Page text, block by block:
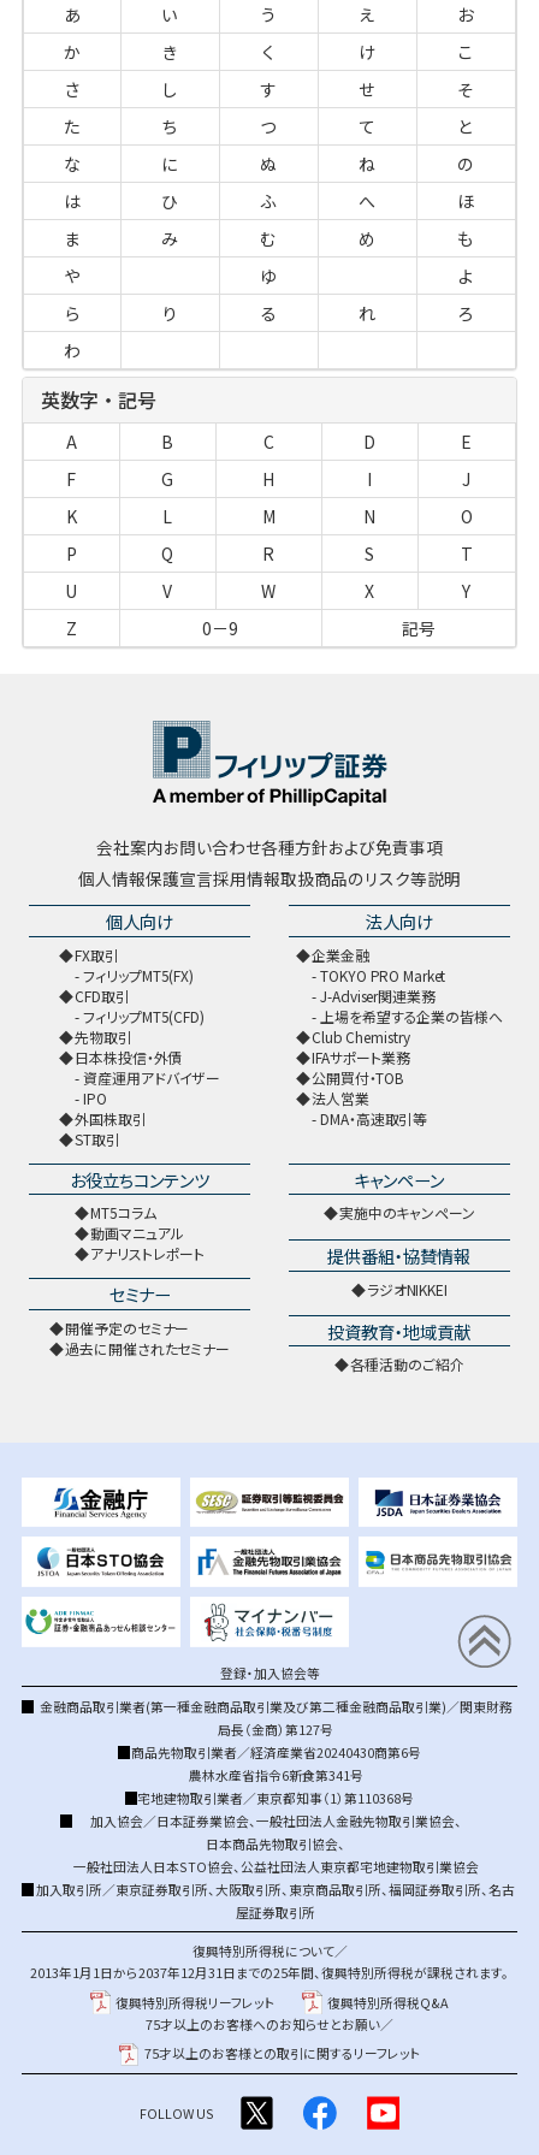
あ い う え
お
か
き く け
こ
さ
し す せ
そ
た
ち つ て
と
な
に ぬ ね
の
は
ひ ふ へ
ほ
ま
み む め
も
や
ゆ
よ
ら
り る れ
ろ
わ
英数字・記号
A B C D
E
F
G H I
J
K
L M N
O
P
Q R S
T
U
V W X
Y
Z
0－9 記号
会社案内お問い合わせ各種方針および免責事項
個人情報保護宣言採用情報取扱商品のリスク等説明
個人向け
FX取引
フィリップMT5(FX)
CFD取引
フィリップMT5(CFD)
先物取引
日本株投信・外債
資産運用アドバイザー
IPO
外国株取引
ST取引
法人向け
企業金融
TOKYO PRO Market
J-Adviser関連業務
上場を希望する企業の皆様へ
Club Chemistry
IFAサポート業務
公開買付・TOB
法人営業
DMA・高速取引等
お役立ちコンテンツ
MT5コラム
動画マニュアル
アナリストレポート
セミナー
開催予定のセミナー
過去に開催されたセミナー
キャンペーン
実施中のキャンペーン
提供番組・協賛情報
ラジオNIKKEI
投資教育・地域貢献
各種活動のご紹介
登録・加入協会等
金融商品取引業者(第一種金融商品取引業及び第二種金融商品取引業)／関東財務
局長（金商）第127号
商品先物取引業者／経済産業省20240430商第6号
農林水産省指令6新食第341号
宅地建物取引業者／東京都知事（1）第110368号
加入協会／日本証券業協会、 一般社団法人金融先物取引業協会、
日本商品先物取引協会、
一般社団法人日本STO協会、 公益社団法人東京都宅地建物取引業協会
加入取引所／東京証券取引所、大阪取引所、 東京商品取引所、福岡証券取引所、名古
屋証券取引所
復興特別所得税について／
2013年1月1日から2037年12月31日までの25年間、復興特別所得税が課税されます。
復興特別所得税リーフレット
復興特別所得税Q&A
75才以上のお客様へのお知らせとお願い／
75才以上のお客様との取引に関するリーフレット
FOLLOW US